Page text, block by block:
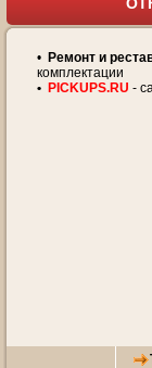
• Ремонт и
комплектации
• PICKUPS.RU -